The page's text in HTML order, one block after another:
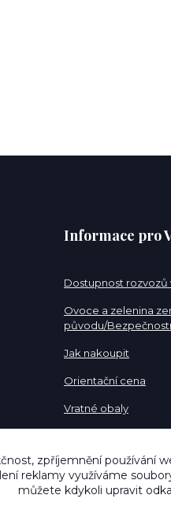
Informace pro
Dostupnost rozvozů
Ovoce a zelenina
původu/
Jak nakoupit
Orientační cena
Vratné obaly
zpříjemnění používání
reklamy využíváme
můžete kdykoli upravit